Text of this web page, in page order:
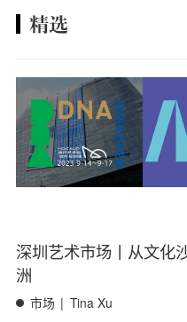
精选
深圳艺术市场丨从文化
洲
市场 | Tina Xu